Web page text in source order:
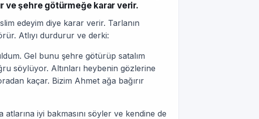
ve şehre götürmeğe karar verir.
edeyim diye karar verir. Tarlanın
Atlıyı durdurur ve derki:
Gel bunu şehre götürüp satalım
söylüyor. Altınları heybenin gözlerine
kaçar. Bizim Ahmet ağa bağırır
iyi bakmasını söyler ve kendine de